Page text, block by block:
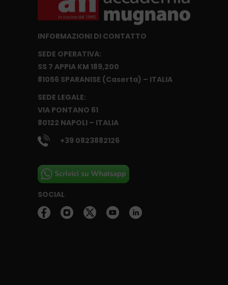
INFORMAZIONI DI CONTATTO
SEDE OPERATIVA:
SS 7 APPIA KM 189,200
81056 SPARANISE (Caserta) – ITALIA
SEDE LEGALE:
VIA PONTANO 61
80122 NAPOLI – ITALIA
+39 0823882126
SOCIAL